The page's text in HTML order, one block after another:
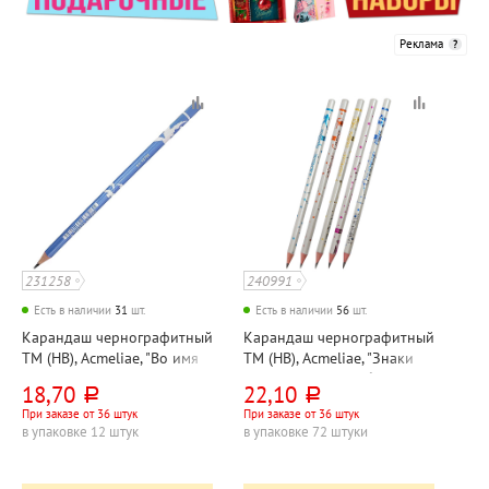
Реклама
231258
Есть в наличии 31 шт.
Карандаш чернографитный
ТМ (HB), Acmeliae, "Во имя
без ластика, корпус
голубой, трехгранный
18,70 руб.
При заказе от 36 штук
в упаковке 12 штук
240991
Есть в наличии 56 шт.
Карандаш чернографитный
ТМ (HB), Acmeliae, "Знаки
зодиака", дерево, без
ластика, корпус ассорти,
круглый
22,10 руб.
При заказе от 36 штук
в упаковке 72 штуки